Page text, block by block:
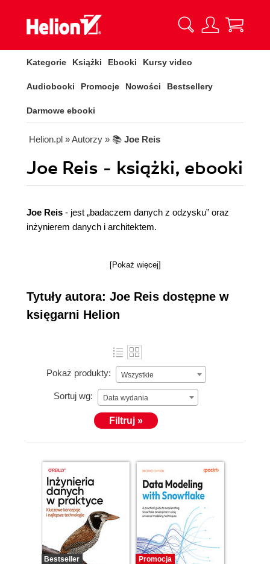
Kategorie Książki Ebooki Kursy video
Audiobooki Promocje Nowości Bestsellery
Darmowe ebooki
Helion.pl » Autorzy » 📚 Joe Reis
Joe Reis - książki, ebooki
Joe Reis - jest „badaczem danych z odzysku” oraz
inżynierem danych i architektem.
[Pokaż więcej]
Tytuły autora: Joe Reis dostępne w
księgarni Helion
Pokaż produkty: Wszystkie
Sortuj wg: Data wydania
Filtruj »
Bestseller
Promocja